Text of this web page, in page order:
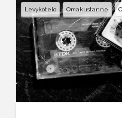
Levykotelo Omakustanne